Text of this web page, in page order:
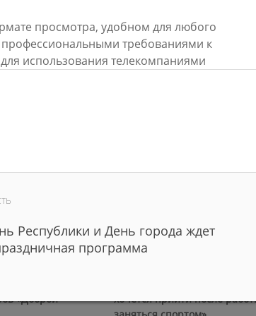
2026 года
Ильсур Метшин: «Надеюсь,
вандализм скоро уйдет в
«Доброй
хочется прийти после
просмотра, удобном для любого
требованиями к
использования телекомпаниями
Республики и День города ждет
программа